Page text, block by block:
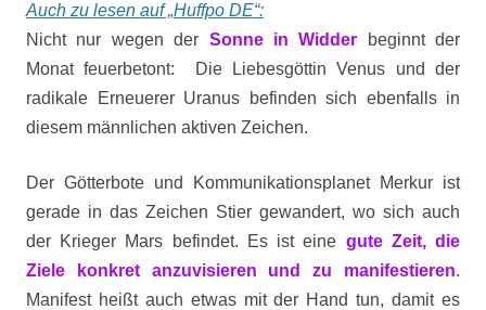
Auch zu lesen auf „Huffpo DE“:
Nicht nur wegen der Sonne in Widder beginnt der
Monat feuerbetont: Die Liebesgöttin Venus und der
radikale Erneuerer Uranus befinden sich ebenfalls in
diesem männlichen aktiven Zeichen.
Der Götterbote und Kommunikationsplanet Merkur ist
gerade in das Zeichen Stier gewandert, wo sich auch
der Krieger Mars befindet. Es ist eine gute Zeit, die
Ziele konkret anzuvisieren und zu manifestieren.
Manifest heißt auch etwas mit der Hand tun, damit es